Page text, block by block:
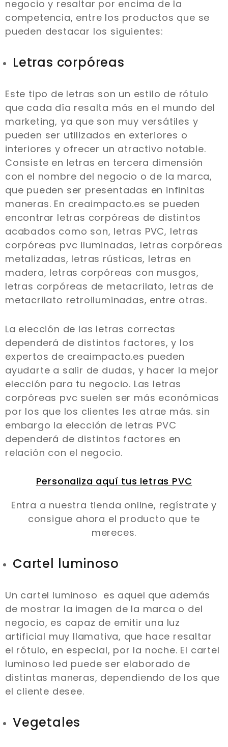
negocio y resaltar por encima de la
competencia, entre los productos que se
pueden destacar los siguientes:
Letras corpóreas
Este tipo de letras son un estilo de rótulo
que cada día resalta más en el mundo del
marketing, ya que son muy versátiles y
pueden ser utilizados en exteriores o
interiores y ofrecer un atractivo notable.
Consiste en letras en tercera dimensión
con el nombre del negocio o de la marca,
que pueden ser presentadas en infinitas
maneras. En creaimpacto.es se pueden
encontrar letras corpóreas de distintos
acabados como son, letras PVC, letras
corpóreas pvc iluminadas, letras corpóreas
metalizadas, letras rústicas, letras en
madera, letras corpóreas con musgos,
letras corpóreas de metacrilato, letras de
metacrilato retroiluminadas, entre otras.
La elección de las letras correctas
dependerá de distintos factores, y los
expertos de creaimpacto.es pueden
ayudarte a salir de dudas, y hacer la mejor
elección para tu negocio. Las letras
corpóreas pvc suelen ser más económicas
por los que los clientes les atrae más. sin
embargo la elección de letras PVC
dependerá de distintos factores en
relación con el negocio.
Personaliza aquí tus letras PVC
Entra a nuestra tienda online, regístrate y
consigue ahora el producto que te
mereces.
Cartel luminoso
Un cartel luminoso es aquel que además
de mostrar la imagen de la marca o del
negocio, es capaz de emitir una luz
artificial muy llamativa, que hace resaltar
el rótulo, en especial, por la noche. El cartel
luminoso led puede ser elaborado de
distintas maneras, dependiendo de los que
el cliente desee.
Vegetales